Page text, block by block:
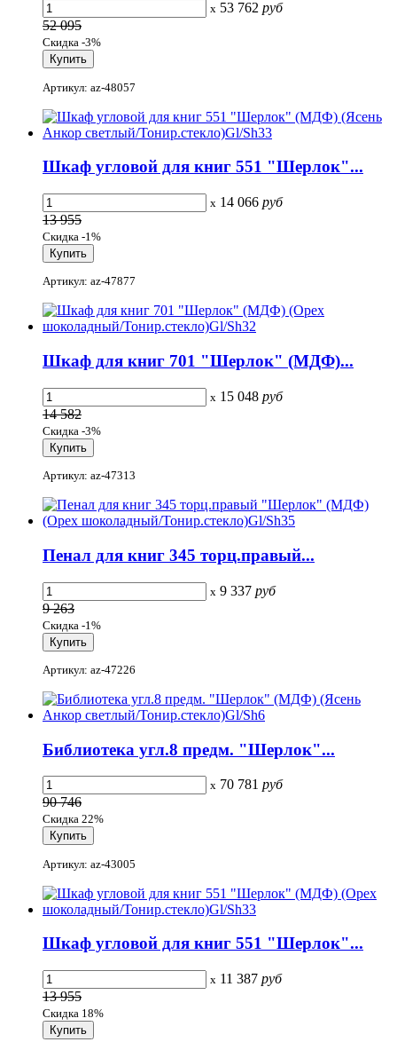
x 53 762 руб
52 095
Скидка -3%
Артикул: az-48057
Шкаф угловой для книг 551 "Шерлок"...
x 14 066 руб
13 955
Скидка -1%
Артикул: az-47877
Шкаф для книг 701 "Шерлок" (МДФ)...
x 15 048 руб
14 582
Скидка -3%
Артикул: az-47313
Пенал для книг 345 торц.правый...
x 9 337 руб
9 263
Скидка -1%
Артикул: az-47226
Библиотека угл.8 предм. "Шерлок"...
x 70 781 руб
90 746
Скидка 22%
Артикул: az-43005
Шкаф угловой для книг 551 "Шерлок"...
x 11 387 руб
13 955
Скидка 18%